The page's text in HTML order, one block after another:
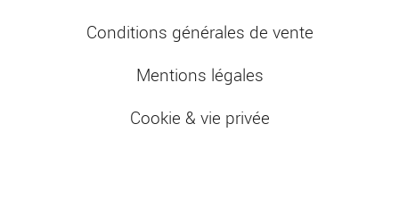
Conditions générales de vente
Mentions légales
Cookie & vie privée